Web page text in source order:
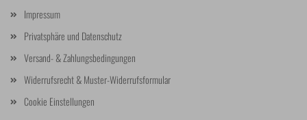
Impressum
Privatsphäre und Datenschutz
Versand- & Zahlungsbedingungen
Widerrufsrecht & Muster-Widerrufsformular
Cookie Einstellungen